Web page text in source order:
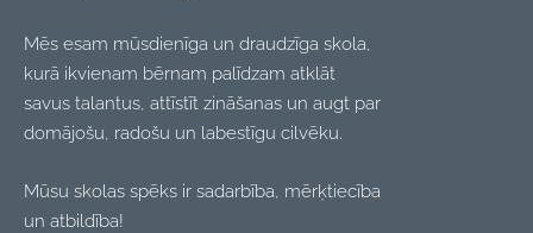
Mēs esam mūsdienīga un draudzīga skola,
kurā ikvienam bērnam palīdzam atklāt
savus talantus, attīstīt zināšanas un augt par
domājošu, radošu un labestīgu cilvēku.
Mūsu skolas spēks ir sadarbība, mērķtiecība
un atbildība!